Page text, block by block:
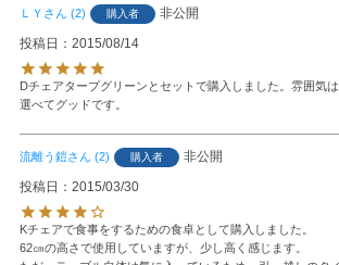
ＬＹ 2 購入者
非公開
投稿日
2015/08/14
Dチェアタープグリーンとセットで購入しました。雰囲気
選べてグッドです。
流離う鎧 2 購入者
非公開
投稿日
2015/03/30
Kチェアで食事をするための食卓として購入しました。
62㎝の高さで使用していますが、少し高く感じます。